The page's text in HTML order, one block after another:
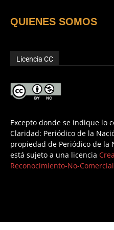
QUIENES SOMOS
Licencia CC
Excepto donde se indique lo
Claridad: Periódico de la
propiedad de Periódico de la
está sujeto a una licencia
Reconocimiento-No-